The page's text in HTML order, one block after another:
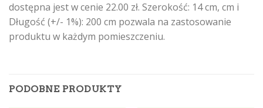
dostępna jest w cenie 22.00 zł. Szerokość: 14 cm, cm i
Długość (+/- 1%): 200 cm pozwala na zastosowanie
produktu w każdym pomieszczeniu.
PODOBNE PRODUKTY